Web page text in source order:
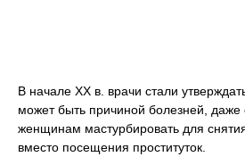
В начале XX в. врачи стали
может быть причиной болезней, даже
женщинам мастурбировать для
вместо посещения проституток.